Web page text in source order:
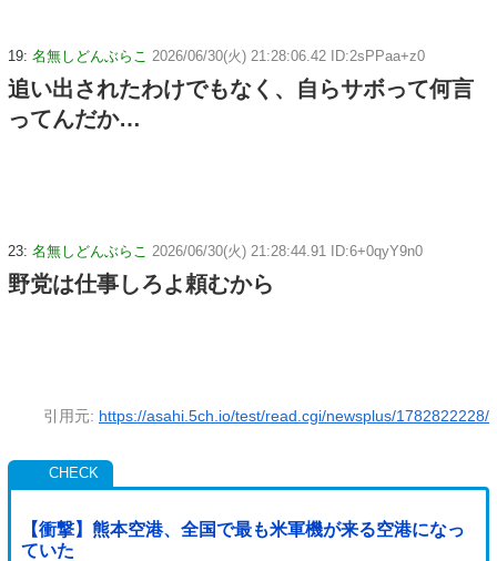
19: 名無しどんぶらこ 2026/06/30(火) 21:28:06.42 ID:2sPPaa+z0
追い出されたわけでもなく、自らサボって何言
ってんだか…
23: 名無しどんぶらこ 2026/06/30(火) 21:28:44.91 ID:6+0qyY9n0
野党は仕事しろよ頼むから
引用元: https://asahi.5ch.io/test/read.cgi/newsplus/1782822228/
【衝撃】熊本空港、全国で最も米軍機が来る空港になっ
ていた